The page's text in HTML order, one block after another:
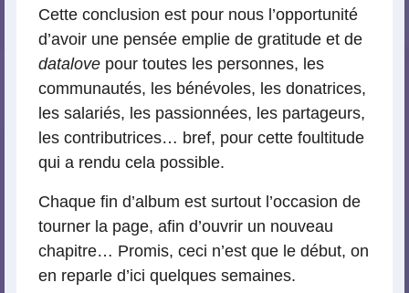
Cette conclusion est pour nous l’opportunité
d’avoir une pensée emplie de gratitude et de
datalove pour toutes les personnes, les
communautés, les bénévoles, les donatrices,
les salariés, les passionnées, les partageurs,
les contributrices… bref, pour cette foultitude
qui a rendu cela possible.
Chaque fin d’album est surtout l’occasion de
tourner la page, afin d’ouvrir un nouveau
chapitre… Promis, ceci n’est que le début, on
en reparle d’ici quelques semaines.